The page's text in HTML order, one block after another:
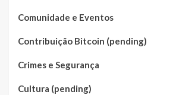
Comunidade e Eventos
Contribuição Bitcoin (pending)
Crimes e Segurança
Cultura (pending)